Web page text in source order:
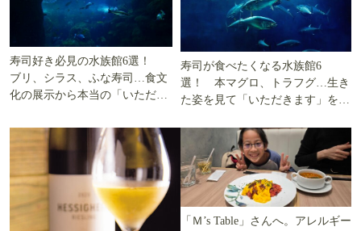
寿司好き必見の水族館6選！
ブリ、シラス、ふな寿司…食文
化の展示から本当の「いただき
寿司が食べたくなる水族館6
選！ 本マグロ、トラフグ…生き
た姿を見て「いただきます」を考
「Ｍ’s Table」さんへ。アレルギー